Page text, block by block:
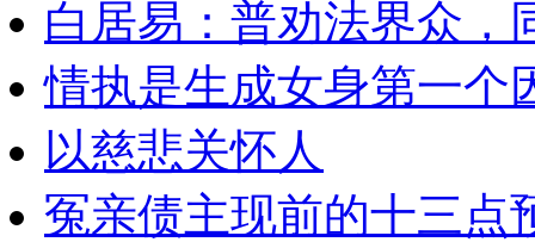
白居易：普劝法界众，
情执是生成女身第一个
以慈悲关怀人
冤亲债主现前的十三点